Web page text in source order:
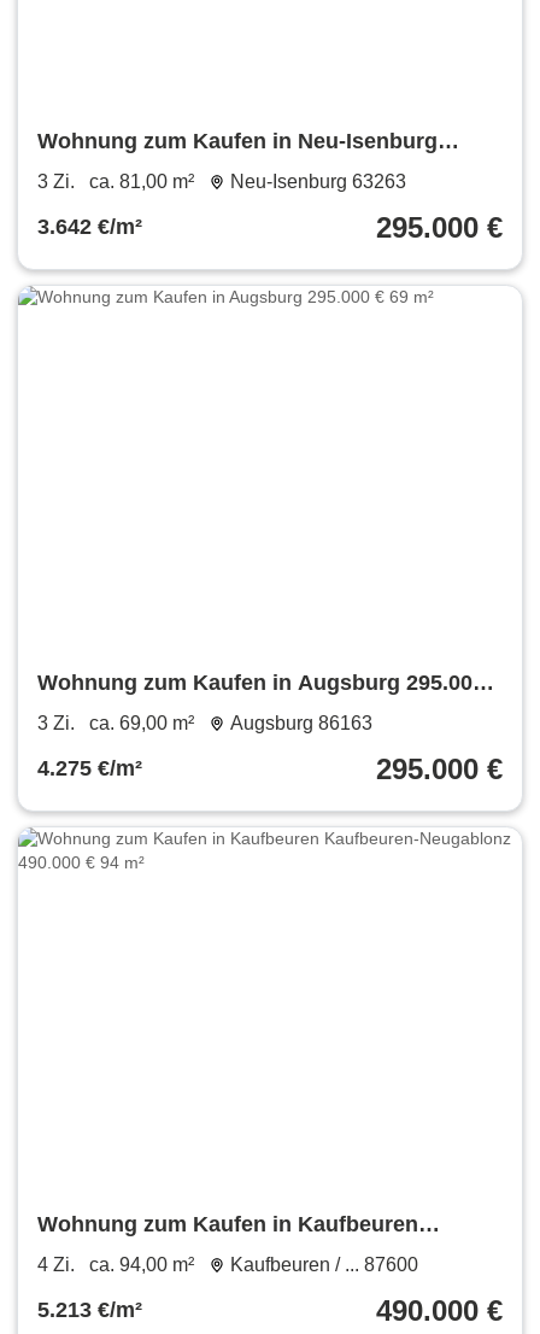
Wohnung zum Kaufen in Neu-Isenburg
295.000 € 81 m²
3 Zi. ca. 81,00 m² Neu-Isenburg 63263
3.642 €/m² 295.000 €
Wohnung zum Kaufen in Augsburg 295.000 €
69 m²
3 Zi. ca. 69,00 m² Augsburg 86163
4.275 €/m² 295.000 €
Wohnung zum Kaufen in Kaufbeuren
Kaufbeuren-Neugablonz 490.000 € 94 m²
4 Zi. ca. 94,00 m² Kaufbeuren / ... 87600
5.213 €/m² 490.000 €